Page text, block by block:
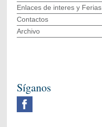
Enlaces de interes y Ferias
Contactos
Archivo
Síganos